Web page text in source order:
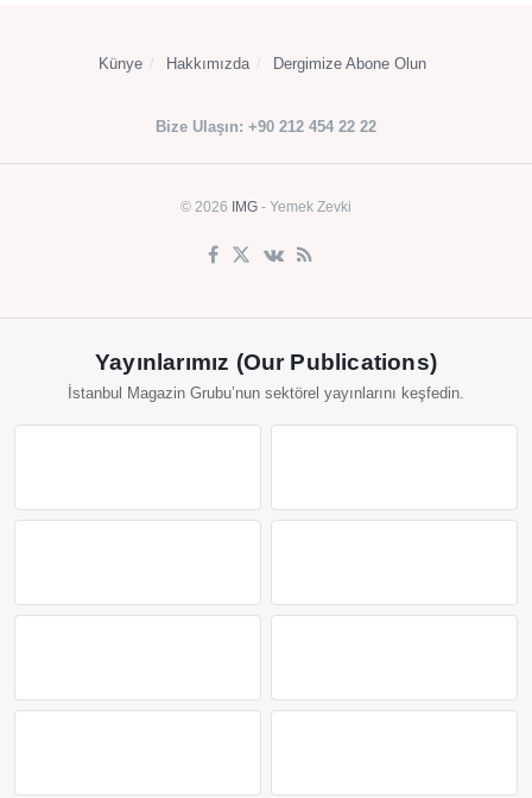
Künye Hakkımızda Dergimize Abone Olun
Bize Ulaşın: +90 212 454 22 22
© 2026 IMG - Yemek Zevki
Yayınlarımız (Our Publications)
İstanbul Magazin Grubu’nun sektörel yayınlarını keşfedin.